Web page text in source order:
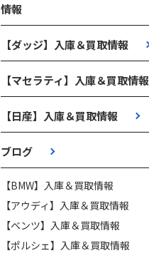
情報
【ダッジ】入庫＆買取情報
【マセラティ】入庫＆買取情報
【日産】入庫＆買取情報
ブログ
【BMW】入庫＆買取情報
【アウディ】入庫＆買取情報
【ベンツ】入庫＆買取情報
【ポルシェ】入庫＆買取情報